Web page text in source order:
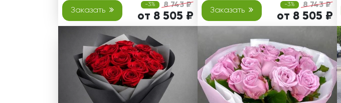
Заказать
-3% 8 743 ₽
от 8 505 ₽
Заказать
-3% 8 743 ₽
от 8 505 ₽